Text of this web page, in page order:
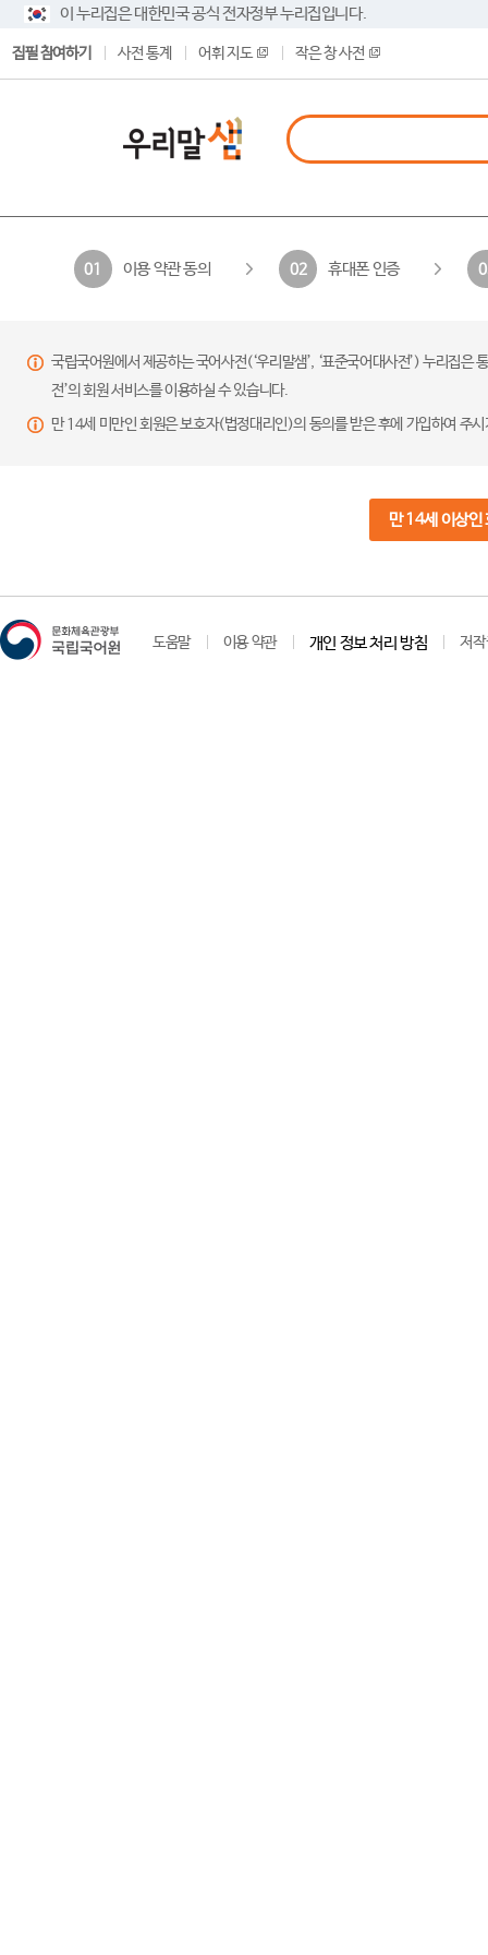
이 누리집은 대한민국 공식 전자정부 누리집입니다.
집필 참여하기 사전 통계 어휘 지도 작은 창 사전
01 이용 약관 동의 02 휴대폰 인증
국립국어원에서 제공하는 국어사전(‘우리말샘’, ‘표준국어대사전’) 누리집
전’의 회원 서비스를 이용하실 수 있습니다.
만 14세 미만인 회원은 보호자(법정대리인)의 동의를 받은 후에 가입하여 주
만 14세 이상인
도움말 이용 약관 개인 정보 처리 방침 저